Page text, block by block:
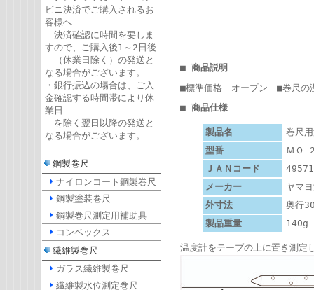
ビニ決済でご購入されるお
客様へ
決済確認に時間を要しま
すので、ご購入後1～2日後
（休業日除く）の発送と
なる場合がございます。
・銀行振込の場合は、ご入
金確認する時間帯により休
業日
を除く翌日以降の発送と
なる場合がございます。
鋼製巻尺
ナイロンコート鋼製巻尺
鋼製塗装巻尺
鋼製巻尺測定用補助具
コンベックス
繊維製巻尺
ガラス繊維製巻尺
繊維製水位測定巻尺
■ 商品説明
■標準価格 オープン ■巻尺の
■ 商品仕様
製品名
巻尺
型番
ＭＯ-
ＪＡＮコード
メーカー
ヤマ
外寸法
奥行
製品重量
140g
温度計をテープの上に置き測定